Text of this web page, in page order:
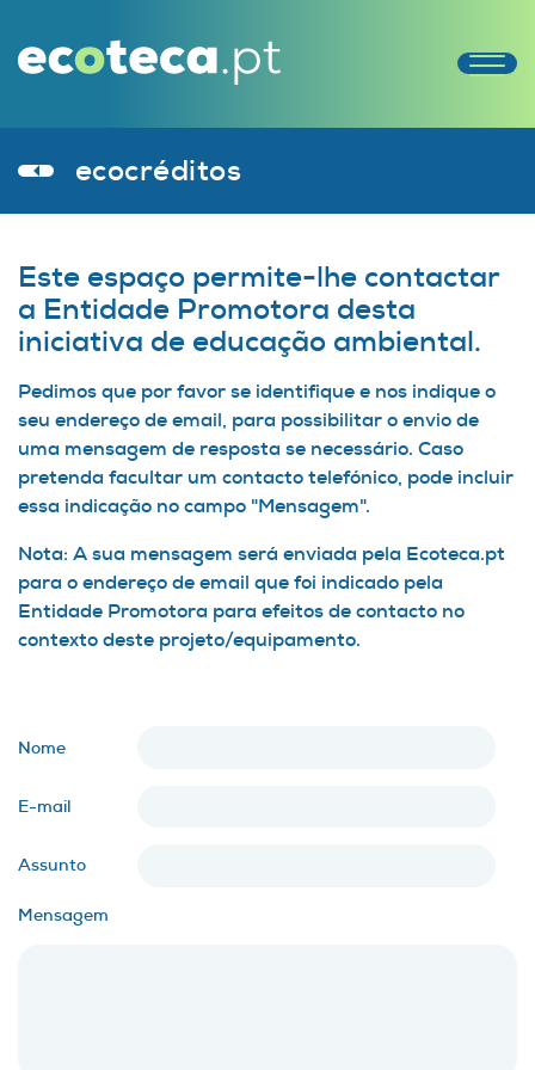
ecocréditos
Este espaço permite-lhe contactar
a Entidade Promotora desta
iniciativa de educação ambiental.
Pedimos que por favor se identifique e nos indique o
seu endereço de email, para possibilitar o envio de
uma mensagem de resposta se necessário. Caso
pretenda facultar um contacto telefónico, pode incluir
essa indicação no campo "Mensagem".
Nota: A sua mensagem será enviada pela Ecoteca.pt
para o endereço de email que foi indicado pela
Entidade Promotora para efeitos de contacto no
contexto deste projeto/equipamento.
Nome
E-mail
Assunto
Mensagem